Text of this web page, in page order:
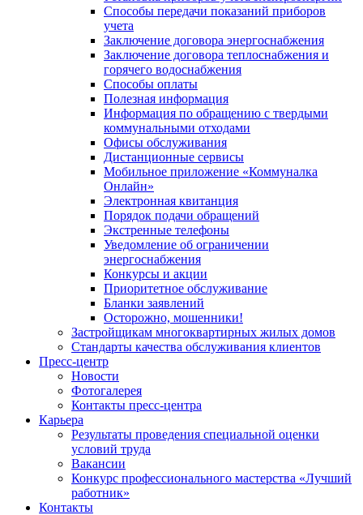
Способы передачи показаний приборов
учета
Заключение договора энергоснабжения
Заключение договора теплоснабжения и
горячего водоснабжения
Способы оплаты
Полезная информация
Информация по обращению с твердыми
коммунальными отходами
Офисы обслуживания
Дистанционные сервисы
Мобильное приложение «Коммуналка
Онлайн»
Электронная квитанция
Порядок подачи обращений
Экстренные телефоны
Уведомление об ограничении
энергоснабжения
Конкурсы и акции
Приоритетное обслуживание
Бланки заявлений
Осторожно, мошенники!
Застройщикам многоквартирных жилых домов
Стандарты качества обслуживания клиентов
Пресс-центр
Новости
Фотогалерея
Контакты пресс-центра
Карьера
Результаты проведения специальной оценки
условий труда
Вакансии
Конкурс профессионального мастерства «Лучший
работник»
Контакты